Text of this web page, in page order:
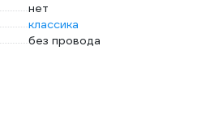
нет
классика
без провода